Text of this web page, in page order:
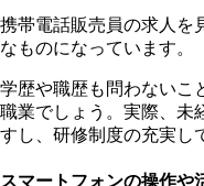
携帯電話販売員の求人を
なものになっています。
学歴や職歴も問わないこ
職業でしょう。実際、未
すし、研修制度の充実し
スマートフォンの操作や